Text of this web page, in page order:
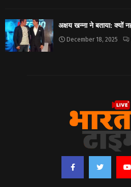
अक्षय खन्ना ने बताया: क्यों
December 18, 2025